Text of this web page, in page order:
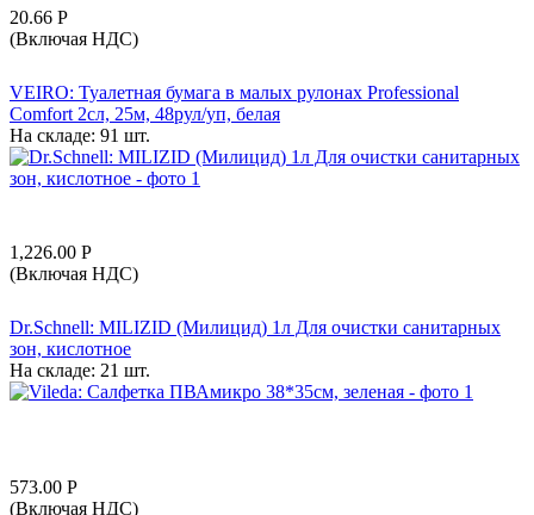
20.66 Р
(Включая НДС)
VEIRO: Туалетная бумага в малых рулонах Professional
Comfort 2сл, 25м, 48рул/уп, белая
На складе: 91 шт.
1,226.00 Р
(Включая НДС)
Dr.Schnell: MILIZID (Милицид) 1л Для очистки санитарных
зон, кислотное
На складе: 21 шт.
573.00 Р
(Включая НДС)